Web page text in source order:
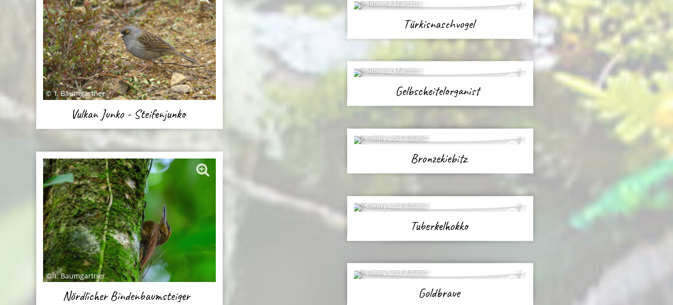
I. Baumgartner
Vulkan Junko - Steifenjunko
I. Baumgartner
Nördlicher Bindenbaumsteiger
Sabrina Martens
Türkisnaschvogel
Sabrina Martens
Gelbscheitelorganist
Conny und Roland
Bronzekiebitz
Conny und Roland
Tuberkelhokko
Conny und Roland
Goldbraue